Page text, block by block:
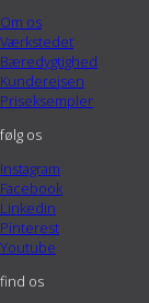
Om os
Værkstedet
Bæredygtighed
Kunderejsen
Priseksempler
følg os
Instagram
Facebook
Linkedin
Pinterest
Youtube
find os